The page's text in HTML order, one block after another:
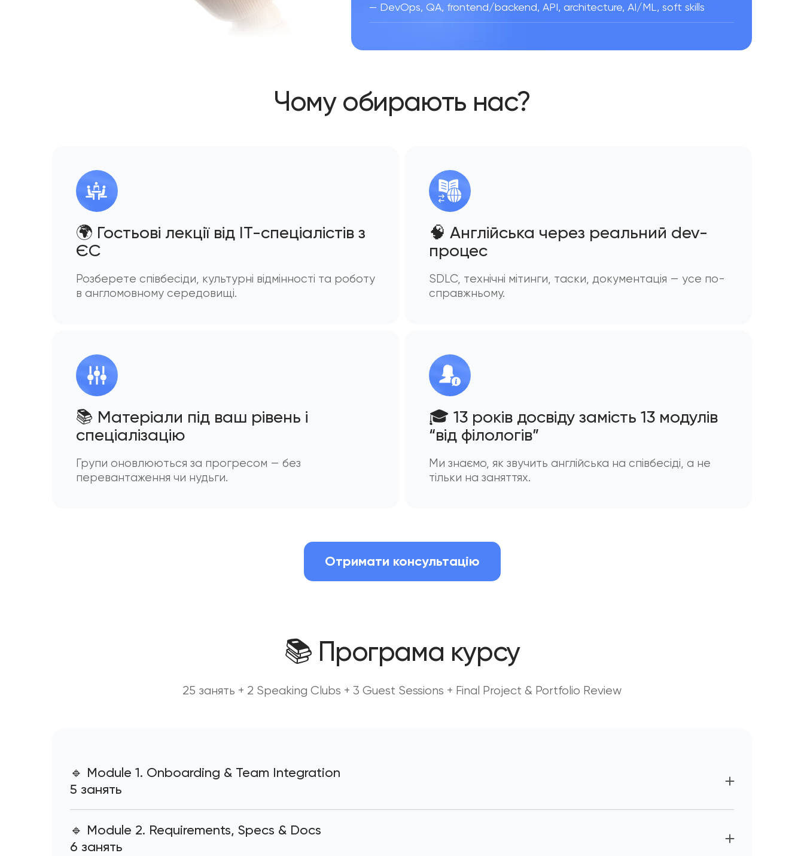
— DevOps, QA, frontend/backend, API, architecture, AI/ML, soft skills
Чому обирають нас?
🌍 Гостьові лекції від IT-спеціалістів з
ЄС
Розберете співбесіди, культурні відмінності та роботу
в англомовному середовищі.
🧠 Англійська через реальний dev-
процес
SDLC, технічні мітинги, таски, документація — усе по-
справжньому.
📚 Матеріали під ваш рівень і
спеціалізацію
Групи оновлюються за прогресом — без
перевантаження чи нудьги.
🎓 13 років досвіду замість 13 модулів
“від філологів”
Ми знаємо, як звучить англійська на співбесіді, а не
тільки на заняттях.
Отримати консультацію
📚 Програма курсу
25 занять + 2 Speaking Clubs + 3 Guest Sessions + Final Project & Portfolio Review
🔹 Module 1. Onboarding & Team Integration
5 занять
● Lesson 3. Small Talk That Actually Helps
● Lesson 4. First Sprint Integration
🔹 Module 2. Requirements, Specs & Docs
6 занять